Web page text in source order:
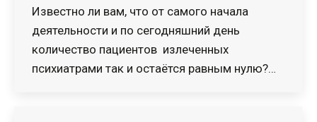
Известно ли вам, что от самого начала
деятельности и по сегодняшний день
количество пациентов излеченных
психиатрами так и остаётся равным нулю?…